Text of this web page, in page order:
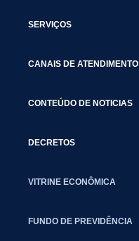
SERVIÇOS
CANAIS DE ATENDIMENTO
CONTEÚDO DE NOTICIAS
DECRETOS
VITRINE ECONÔMICA
FUNDO DE PREVIDÊNCIA